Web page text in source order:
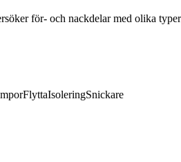
för- och nackdelar med olika
FlyttaIsoleringSnickare